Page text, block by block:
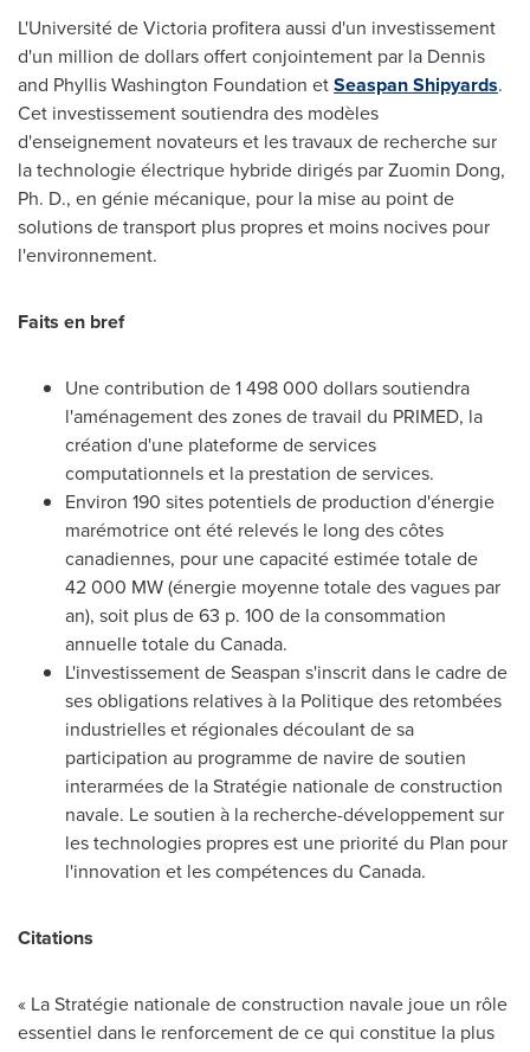
L'Université deVictoria profitera aussi d'un investissement
d'un million de dollars offert conjointement par la Dennis
and Phyllis Washington Foundation etSeaspan Shipyards.
Cet investissement soutiendra des modèles
d'enseignement novateurs et les travaux de recherche sur
la technologie électrique hybride dirigés parZuomin Dong,
Ph. D., en génie mécanique, pour la mise au point de
solutions de transport plus propres et moins nocives pour
l'environnement.
Faits en bref
Une contribution de 1 498 000 dollars soutiendra
l'aménagement des zones de travail du PRIMED, la
création d'une plateforme de services
computationnels et la prestation de services.
Environ 190 sites potentiels de production d'énergie
marémotrice ont été relevés le long des côtes
canadiennes, pour une capacité estimée totale de
42 000 MW (énergie moyenne totale des vagues par
an), soit plus de 63 p. 100 de la consommation
annuelle totale du Canada.
L'investissement de Seaspan s'inscrit dans le cadre de
ses obligations relatives à la Politique des retombées
industrielles et régionales découlant de sa
participation au programme de navire de soutien
interarmées de la Stratégie nationale de construction
navale. Le soutien à la recherche-développement sur
les technologies propres est une priorité du Plan pour
l'innovation et les compétences du Canada.
Citations
« La Stratégie nationale de construction navale joue un rôle
essentiel dans le renforcement de ce qui constitue la plus